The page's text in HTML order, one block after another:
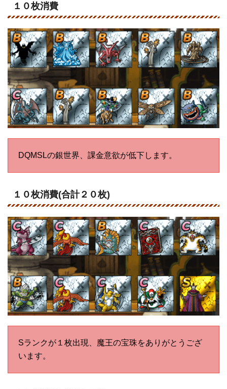
１０枚消費
DQMSLの銀世界、課金意欲が低下します。
１０枚消費(合計２０枚)
Sランクが１枚出現、魔王の宝珠をありがとうござ
います。